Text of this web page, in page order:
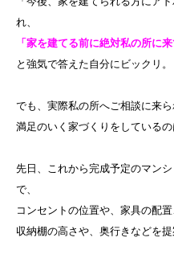
れ、
「家を建てる前に絶対私の所に来
と強気で答えた自分にビックリ。
でも、実際私の所へご相談に来ら
満足のいく家づくりをしているの
先日、これから完成予定のマン
で、
コンセントの位置や、家具の配置
収納棚の高さや、奥行きなどを提